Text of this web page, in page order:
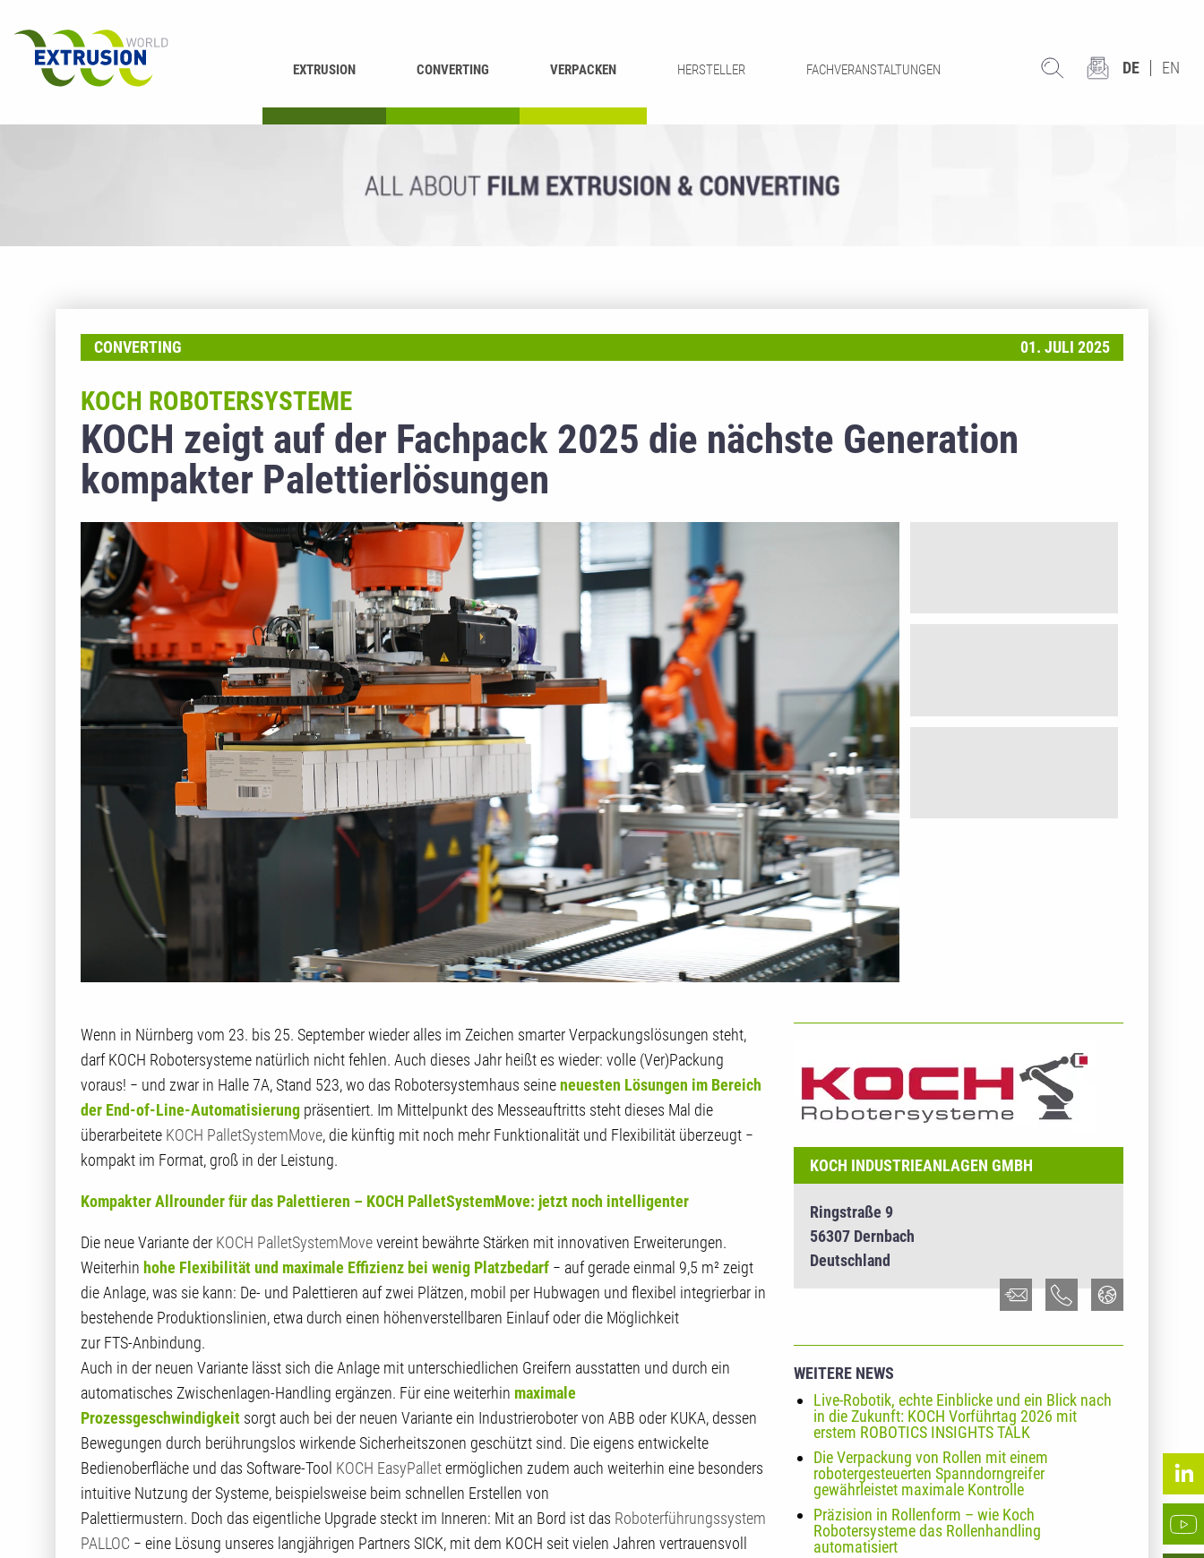
EXTRUSION CONVERTING VERPACKEN HERSTELLER FACHVERANSTALTUNGEN DE EN
CONVERTING 01. JULI 2025
KOCH zeigt auf der Fachpack 2025 die nächste Generation
kompakter Palettierlösungen
KOCH ROBOTERSYSTEME
Wenn in Nürnberg vom 23. bis 25. September wieder alles im Zeichen smarter Verpackungslösungen steht,
darf KOCH Robotersysteme natürlich nicht fehlen. Auch dieses Jahr heißt es wieder: volle (Ver)Packung
voraus! − und zwar in Halle 7A, Stand 523, wo das Robotersystemhaus seineneuesten Lösungen im Bereich
der End-of-Line-Automatisierung präsentiert. Im Mittelpunkt des Messeauftritts steht dieses Mal die
überarbeitete KOCH PalletSystemMove, die künftig mit noch mehr Funktionalität und Flexibilität überzeugt −
kompakt im Format, groß in der Leistung.
Kompakter Allrounder für das Palettieren – KOCH PalletSystemMove: jetzt noch intelligenter
Die neue Variante der KOCH PalletSystemMovevereint bewährte Stärken mit innovativen Erweiterungen.
Weiterhin hohe Flexibilität und maximale Effizienz bei wenig Platzbedarf − auf gerade einmal 9,5 m² zeigt
die Anlage, was sie kann: De- und Palettieren auf zwei Plätzen, mobil per Hubwagen und flexibel integrierbar in
bestehende Produktionslinien, etwa durch einen höhenverstellbaren Einlauf oder die Möglichkeit
zur FTS-Anbindung.
Auch in der neuen Variante lässt sich die Anlage mit unterschiedlichen Greifern ausstatten und durch ein
automatisches Zwischenlagen-Handling ergänzen. Für eine weiterhin maximale
Prozessgeschwindigkeit sorgt auch bei der neuen Variante ein Industrieroboter von ABB oder KUKA, dessen
Bewegungen durch berührungslos wirkende Sicherheitszonen geschützt sind. Die eigens entwickelte
Bedienoberfläche und das Software-Tool KOCH EasyPalletermöglichen zudem auch weiterhin eine besonders
intuitive Nutzung der Systeme, beispielsweise beim schnellen Erstellen von
Palettiermustern. Doch das eigentliche Upgrade steckt im Inneren: Mit an Bord ist das Roboterführungssystem
PALLOC − eine Lösung unseres langjährigen Partners SICK, mit dem KOCH seit vielen Jahren vertrauensvoll
KOCH INDUSTRIEANLAGEN GMBH
Ringstraße 9
56307 Dernbach
Deutschland
WEITERE NEWS
Live-Robotik, echte Einblicke und ein Blick nach
in die Zukunft: KOCH Vorführtag 2026 mit
erstem ROBOTICS INSIGHTS TALK
Die Verpackung von Rollen mit einem
robotergesteuerten Spanndorngreifer
gewährleistet maximale Kontrolle
Präzision in Rollenform – wie Koch
Robotersysteme das Rollenhandling
automatisiert